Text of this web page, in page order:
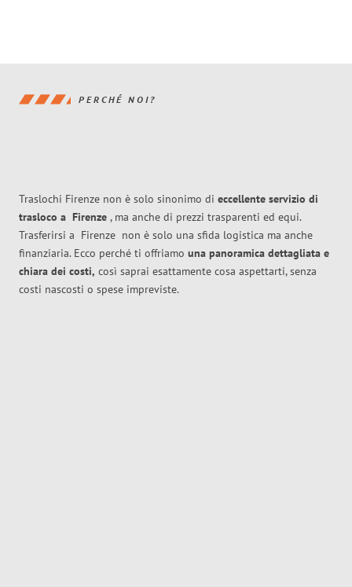
PERCHÉ NOI?
Traslochi Firenze non è solo sinonimo di eccellente servizio di
trasloco a Firenze , ma anche di prezzi trasparenti ed equi.
Trasferirsi a Firenze non è solo una sfida logistica ma anche
finanziaria. Ecco perché ti offriamo una panoramica dettagliata e
chiara dei costi, così saprai esattamente cosa aspettarti, senza
costi nascosti o spese impreviste.